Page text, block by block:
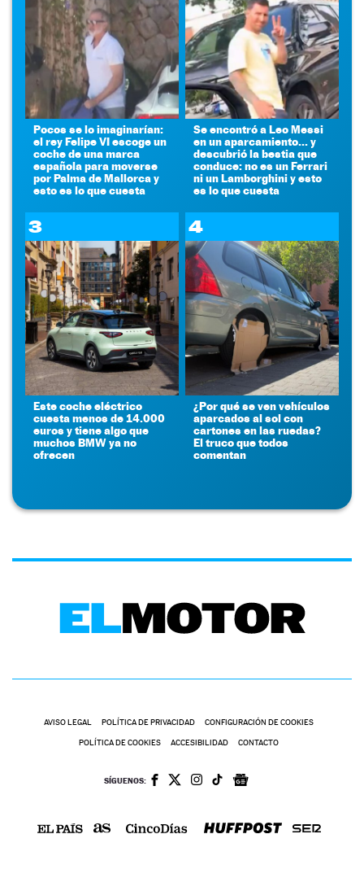
Pocos se lo imaginarían:
el rey Felipe VI escoge un
coche de una marca
española para moverse
por Palma de Mallorca y
esto es lo que cuesta
Se encontró a Leo Messi
en un aparcamiento... y
descubrió la bestia que
conduce: no es un Ferrari
ni un Lamborghini y esto
es lo que cuesta
3
Este coche eléctrico
cuesta menos de 14.000
euros y tiene algo que
muchos BMW ya no
ofrecen
4
¿Por qué se ven vehículos
aparcados al sol con
cartones en las ruedas?
El truco que todos
comentan
AVISO LEGAL POLÍTICA DE PRIVACIDAD CONFIGURACIÓN DE COOKIES
POLÍTICA DE COOKIES ACCESIBILIDAD CONTACTO
SÍGUENOS: